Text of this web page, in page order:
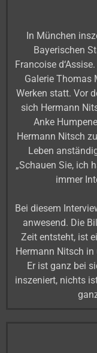
In München
Bayerischen
Francoise
Galerie Thomas
Werken statt. Vor
sich Hermann
Anke
Hermann Nitsch
Leben
„Schauen Sie, ich
immer
Bei diesem
anwesend. Die
Zeit entsteht, ist
Hermann Nitsch
Er ist ganz bei
inszeniert, nichts